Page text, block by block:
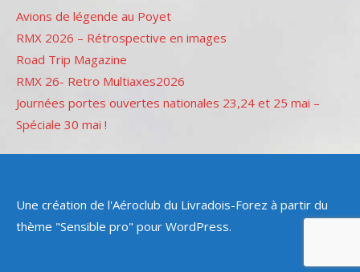
Avions de légende au Poyet
RMX 2026 – Rétrospective en images
Road Trip Magazine
RMX 26- Retro Multiaxes2026
Journées portes ouvertes nationales 23,24 et 25 mai –
Spéciale 30 mai !
Une création de l'Aéroclub du Livradois-Forez à partir du
thème "Sensible pro" pour WordPress.